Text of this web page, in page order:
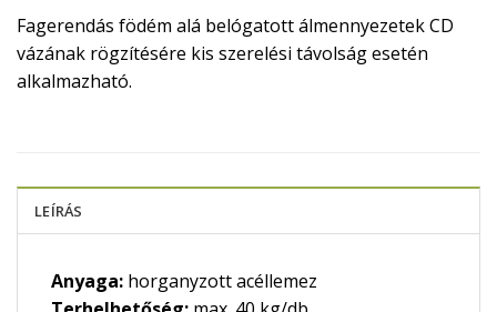
Fagerendás födém alá belógatott álmennyezetek CD
vázának rögzítésére kis szerelési távolság esetén
alkalmazható.
LEÍRÁS
Anyaga: horganyzott acéllemez